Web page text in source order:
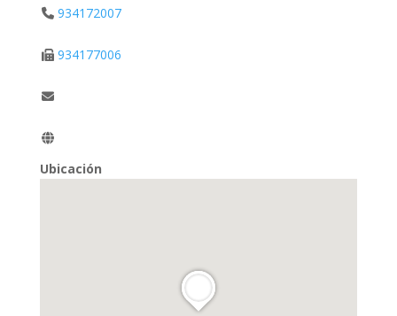
934172007
934177006
Ubicación